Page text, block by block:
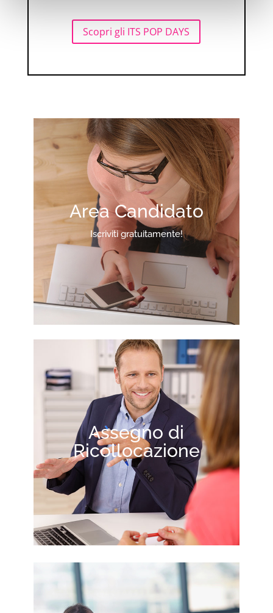
Scopri gli ITS POP DAYS
Area Candidato
Iscriviti gratuitamente!
Assegno di
Ricollocazione